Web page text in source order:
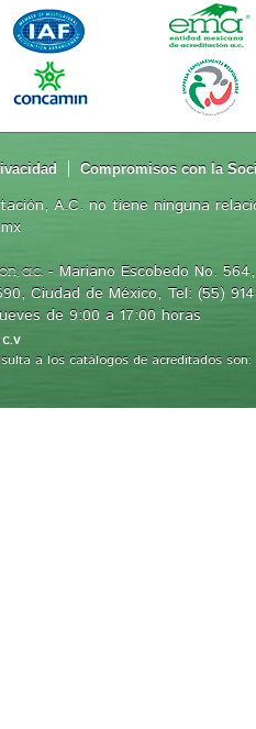
Compromisos con la
A.C. no tiene ninguna
a.c. - Mariano Escobedo No.
Ciudad de México, Tel: (55)
de 9:00 a 17:00 horas
a los catálogos de acreditados